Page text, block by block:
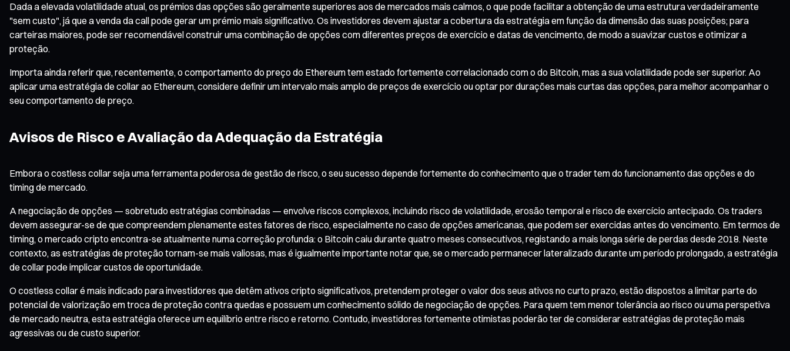
Dada a elevada volatilidade atual, os prémios das opções são geralmente superiores aos de mercados mais calmos, o que pode facilitar a obtenção de uma estrutura verdadeiramente
"sem custo", já que a venda da call pode gerar um prémio mais significativo. Os investidores devem ajustar a cobertura da estratégia em função da dimensão das suas posições; para
carteiras maiores, pode ser recomendável construir uma combinação de opções com diferentes preços de exercício e datas de vencimento, de modo a suavizar custos e otimizar a
proteção.
Importa ainda referir que, recentemente, o comportamento do preço do Ethereum tem estado fortemente correlacionado com o do Bitcoin, mas a sua volatilidade pode ser superior. Ao
aplicar uma estratégia de collar ao Ethereum, considere definir um intervalo mais amplo de preços de exercício ou optar por durações mais curtas das opções, para melhor acompanhar o
seu comportamento de preço.
Avisos de Risco e Avaliação da Adequação da Estratégia
Embora o costless collar seja uma ferramenta poderosa de gestão de risco, o seu sucesso depende fortemente do conhecimento que o trader tem do funcionamento das opções e do
timing de mercado.
A negociação de opções — sobretudo estratégias combinadas — envolve riscos complexos, incluindo risco de volatilidade, erosão temporal e risco de exercício antecipado. Os traders
devem assegurar-se de que compreendem plenamente estes fatores de risco, especialmente no caso de opções americanas, que podem ser exercidas antes do vencimento. Em termos de
timing, o mercado cripto encontra-se atualmente numa correção profunda: o Bitcoin caiu durante quatro meses consecutivos, registando a mais longa série de perdas desde 2018. Neste
contexto, as estratégias de proteção tornam-se mais valiosas, mas é igualmente importante notar que, se o mercado permanecer lateralizado durante um período prolongado, a estratégia
de collar pode implicar custos de oportunidade.
O costless collar é mais indicado para investidores que detêm ativos cripto significativos, pretendem proteger o valor dos seus ativos no curto prazo, estão dispostos a limitar parte do
potencial de valorização em troca de proteção contra quedas e possuem um conhecimento sólido de negociação de opções. Para quem tem menor tolerância ao risco ou uma perspetiva
de mercado neutra, esta estratégia oferece um equilíbrio entre risco e retorno. Contudo, investidores fortemente otimistas poderão ter de considerar estratégias de proteção mais
agressivas ou de custo superior.